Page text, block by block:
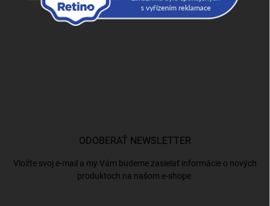
ODOBERAŤ NEWSLETTER
Vložte svoj e-mail a my Vám budeme zasielať informácie o nových
produktoch na našom e-shope.